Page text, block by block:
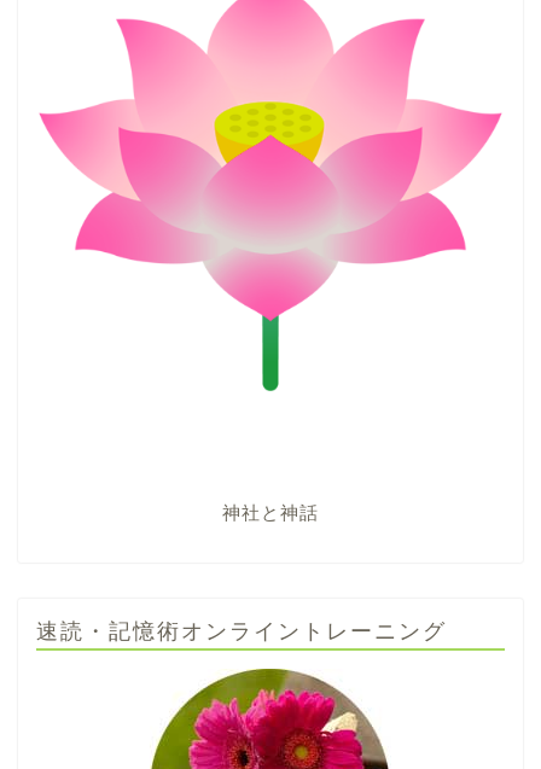
神社と神話
速読・記憶術オンライントレーニング